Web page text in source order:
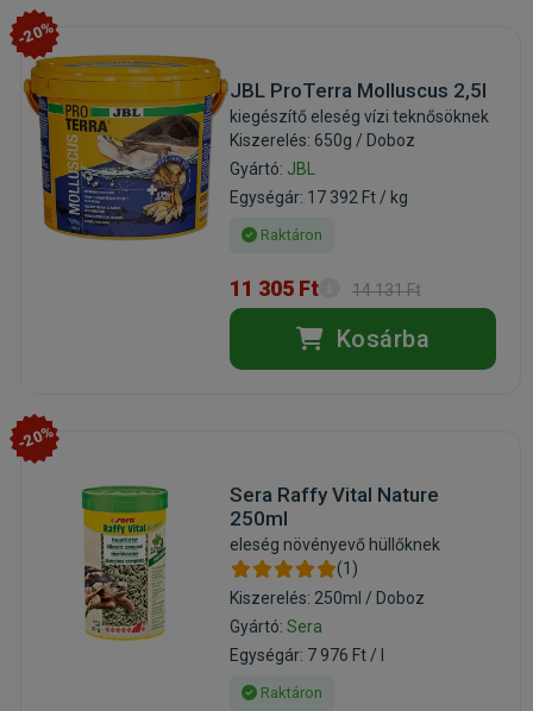
-20%
JBL ProTerra Molluscus 2,5l
kiegészítő eleség vízi teknősöknek
Kiszerelés: 650g / Doboz
Gyártó: JBL
Egységár: 17 392 Ft / kg
Raktáron
11 305 Ft 14 131 Ft
Kosárba
-20%
Sera Raffy Vital Nature
250ml
eleség növényevő hüllőknek
(1)
Kiszerelés: 250ml / Doboz
Gyártó: Sera
Egységár: 7 976 Ft / l
Raktáron